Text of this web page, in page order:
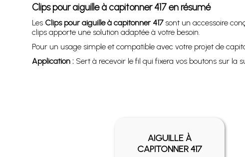
Clips pour aiguille à capitonner 417 en résumé
Les Clips pour aiguille à capitonner 417sont un accessoire
clips apporte une solution adaptée à votre besoin.
Pour un usage simple et compatible avec votre projet de
Application :Sert à recevoir le fil qui fixera vos boutons sur la
AIGUILLE À
CAPITONNER 417